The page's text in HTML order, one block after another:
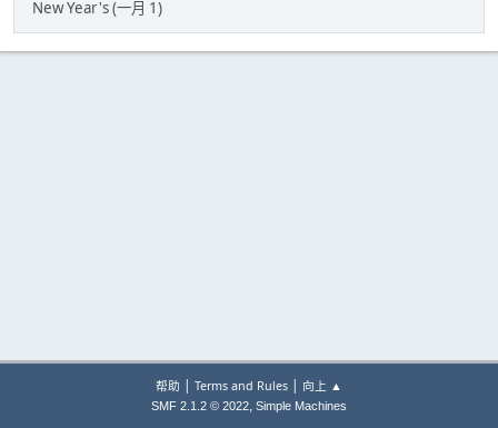
New Year's (一月 1)
帮助 | Terms and Rules | 向上 ▲
SMF 2.1.2 © 2022, Simple Machines